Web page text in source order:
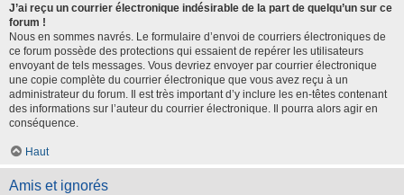
J’ai reçu un courrier électronique indésirable de la part de quelqu’un sur ce
forum !
Nous en sommes navrés. Le formulaire d’envoi de courriers électroniques de
ce forum possède des protections qui essaient de repérer les utilisateurs
envoyant de tels messages. Vous devriez envoyer par courrier électronique
une copie complète du courrier électronique que vous avez reçu à un
administrateur du forum. Il est très important d’y inclure les en-têtes contenant
des informations sur l’auteur du courrier électronique. Il pourra alors agir en
conséquence.
Haut
Amis et ignorés